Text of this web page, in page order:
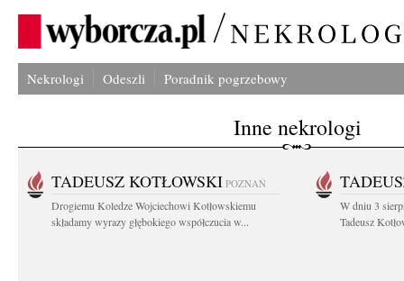
Nekrologi Odeszli Poradnik pogrzebowy
Inne nekrologi
TADEUSZ KOTŁOWSKI POZNAŃ
Drogiemu Koledze Wojciechowi Kotłowskiemu
składamy wyrazy głębokiego współczucia w...
W dniu 3
Tadeusz